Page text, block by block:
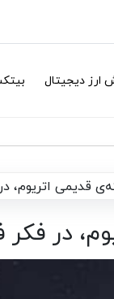
ارز دیجیتال
قدیمی اتریوم،
در